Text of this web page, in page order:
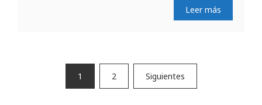
Leer más
Paginación
1 2 Siguientes